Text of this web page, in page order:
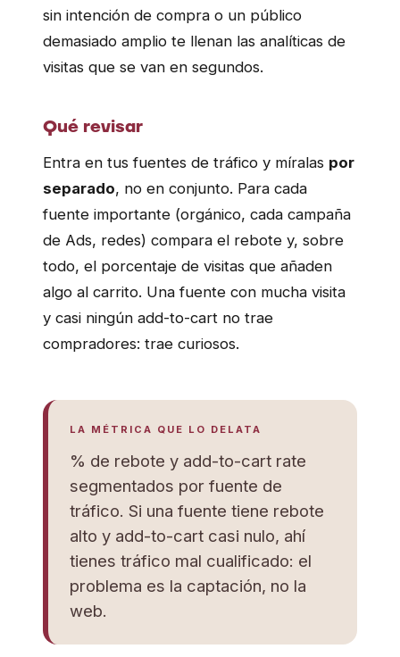
sin intención de compra o un público
demasiado amplio te llenan las analíticas de
visitas que se van en segundos.
Qué revisar
Entra en tus fuentes de tráfico y míralas por
separado, no en conjunto. Para cada
fuente importante (orgánico, cada campaña
de Ads, redes) compara el rebote y, sobre
todo, el porcentaje de visitas que añaden
algo al carrito. Una fuente con mucha visita
y casi ningún add-to-cart no trae
compradores: trae curiosos.
LA MÉTRICA QUE LO DELATA
% de rebote y add-to-cart rate
segmentados por fuente de
tráfico. Si una fuente tiene rebote
alto y add-to-cart casi nulo, ahí
tienes tráfico mal cualificado: el
problema es la captación, no la
web.